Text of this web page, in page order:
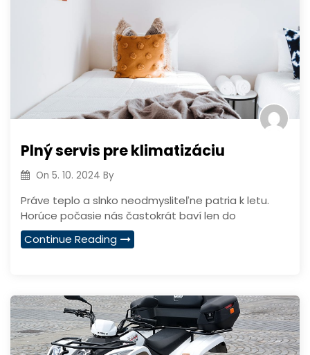
Plný servis pre klimatizáciu
On 5. 10. 2024 By
Práve teplo a slnko neodmysliteľne patria k letu.
Horúce počasie nás častokrát baví len do
Continue Reading